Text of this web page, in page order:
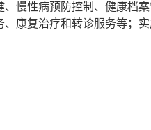
慢性病预防控制、健康档
康复治疗和转诊服务等；